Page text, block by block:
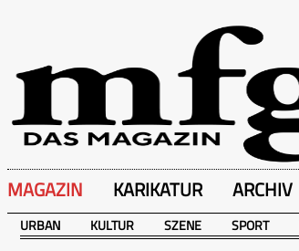
MAGAZIN KARIKATUR ARCHIV
URBAN KULTUR SZENE SPORT